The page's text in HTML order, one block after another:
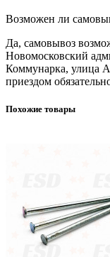
Возможен ли
Да, самовывоз
Новомосковский
Коммунарка, улица
приездом
Похожие товары